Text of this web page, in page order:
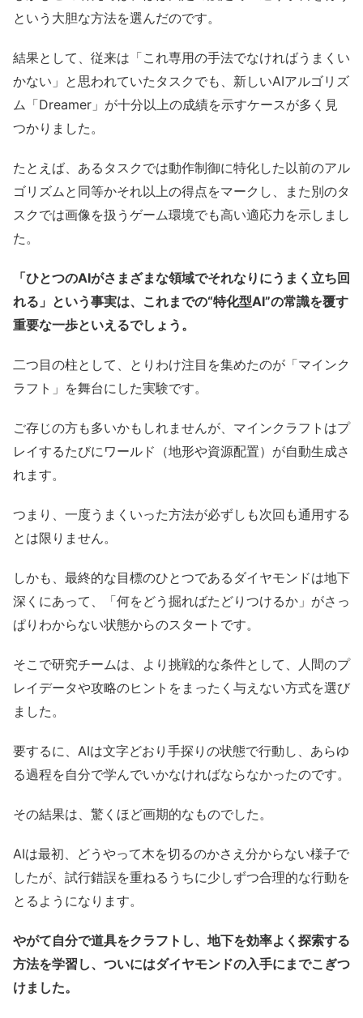
という大胆な方法を選んだのです。
結果として、従来は「これ専用の手法でなければうまくい
かない」と思われていたタスクでも、新しいAIアルゴリズ
ム「Dreamer」が十分以上の成績を示すケースが多く見
つかりました。
たとえば、あるタスクでは動作制御に特化した以前のアル
ゴリズムと同等かそれ以上の得点をマークし、また別のタ
スクでは画像を扱うゲーム環境でも高い適応力を示しまし
た。
「ひとつのAIがさまざまな領域でそれなりにうまく立ち回
れる」という事実は、これまでの“特化型AI”の常識を覆す
重要な一歩といえるでしょう。
二つ目の柱として、とりわけ注目を集めたのが「マインク
ラフト」を舞台にした実験です。
ご存じの方も多いかもしれませんが、マインクラフトはプ
レイするたびにワールド（地形や資源配置）が自動生成さ
れます。
つまり、一度うまくいった方法が必ずしも次回も通用する
とは限りません。
しかも、最終的な目標のひとつであるダイヤモンドは地下
深くにあって、「何をどう掘ればたどりつけるか」がさっ
ぱりわからない状態からのスタートです。
そこで研究チームは、より挑戦的な条件として、人間のプ
レイデータや攻略のヒントをまったく与えない方式を選び
ました。
要するに、AIは文字どおり手探りの状態で行動し、あらゆ
る過程を自分で学んでいかなければならなかったのです。
その結果は、驚くほど画期的なものでした。
AIは最初、どうやって木を切るのかさえ分からない様子で
したが、試行錯誤を重ねるうちに少しずつ合理的な行動を
とるようになります。
やがて自分で道具をクラフトし、地下を効率よく探索する
方法を学習し、ついにはダイヤモンドの入手にまでこぎつ
けました。